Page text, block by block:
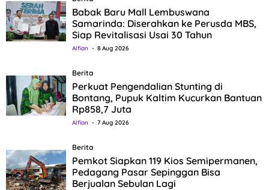
Babak Baru Mall Lembuswana
Samarinda: Diserahkan ke Perusda MBS,
Siap Revitalisasi Usai 30 Tahun
Alfian 8 Aug 2026
Berita
Perkuat Pengendalian Stunting di
Bontang, Pupuk Kaltim Kucurkan Bantuan
Rp858,7 Juta
Alfian 7 Aug 2026
Berita
Pemkot Siapkan 119 Kios Semipermanen,
Pedagang Pasar Sepinggan Bisa
Berjualan Sebulan Lagi